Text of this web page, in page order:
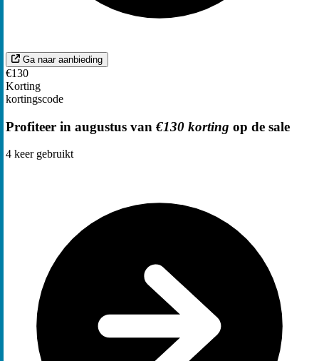
Ga naar aanbieding
€130
Korting
kortingscode
Profiteer in augustus van €130 korting op de sale
4 keer gebruikt